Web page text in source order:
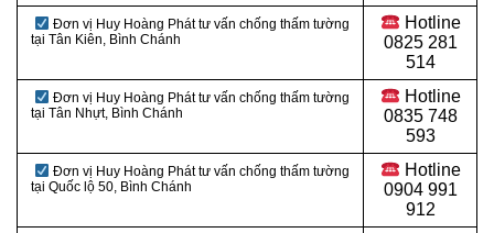
Đơn vị Huy Hoàng Phát tư vấn chống thấm tường
tại Tân Kiên, Bình Chánh
Hotline
0825 281
514
Đơn vị Huy Hoàng Phát tư vấn chống thấm tường
tại Tân Nhựt, Bình Chánh
Hotline
0835 748
593
Đơn vị Huy Hoàng Phát tư vấn chống thấm tường
tại Quốc lộ 50, Bình Chánh
Hotline
0904 991
912